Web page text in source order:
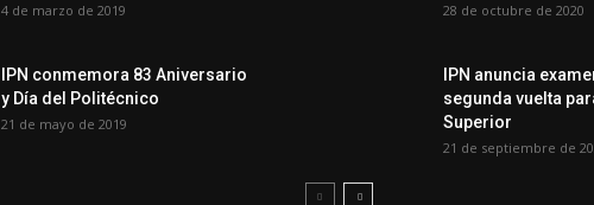
4 de marzo de 2019
IPN conmemora 83 Aniversario
y Día del Politécnico
21 de mayo de 2019
28 de octubre de 2020
IPN anuncia
segunda vuelta
Superior
21 de septiembre de